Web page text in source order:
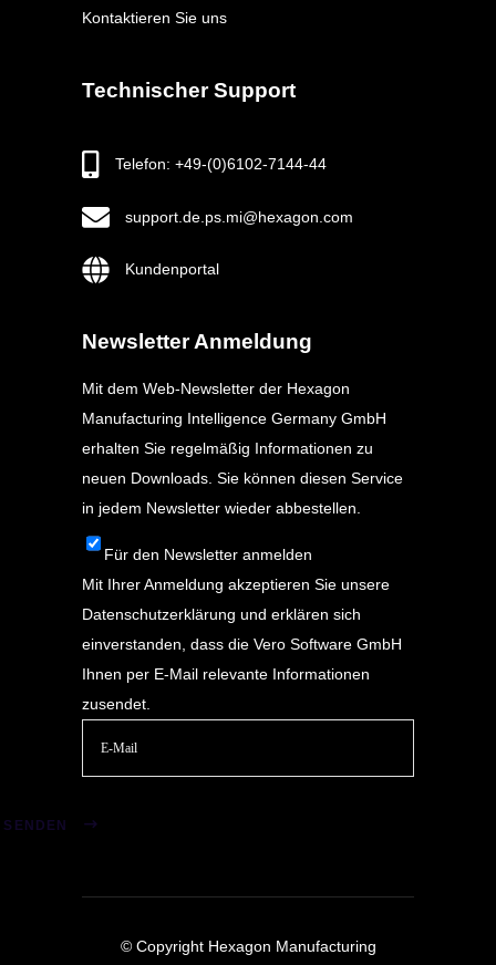
Kontaktieren Sie uns
Technischer Support
Telefon: +49-(0)6102-7144-44
support.de.ps.mi@hexagon.com
Kundenportal
Newsletter Anmeldung
Mit dem Web-Newsletter der Hexagon
Manufacturing Intelligence Germany GmbH
erhalten Sie regelmäßig Informationen zu
neuen Downloads. Sie können diesen Service
in jedem Newsletter wieder abbestellen.
Für den Newsletter anmelden
Mit Ihrer Anmeldung akzeptieren Sie unsere
Datenschutzerklärung und erklären sich
einverstanden, dass die Vero Software GmbH
Ihnen per E-Mail relevante Informationen
zusendet.
lasse
SENDEN
© Copyright Hexagon Manufacturing